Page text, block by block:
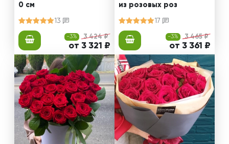
0 см
13
-3% 3 424 ₽
от 3 321 ₽
из розовых роз
17
-3% 3 465 ₽
от 3 361 ₽